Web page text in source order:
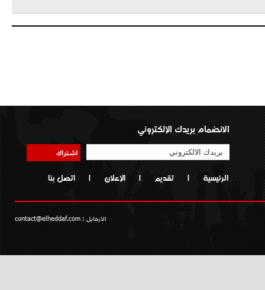
الانضمام بريدك الإلكتروني
اشتراك
الرئيسية | تقديم | الإعلان | اتصل بنا
الايمايل : contact@elheddaf.com